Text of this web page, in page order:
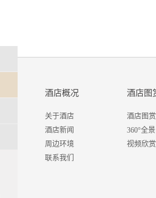
酒店概况
关于酒店
酒店新闻
周边环境
联系我们
酒店图
酒店图赏
360°全景
视频欣赏